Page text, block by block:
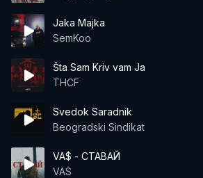
Jaka Majka
SemKoo
Šta Sam Kriv vam Ja
THCF
Svedok Saradnik
Beogradski Sindikat
VA$ - СТАВАЙ
VAS